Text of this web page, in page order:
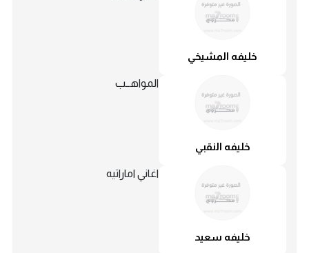
خليفه المشيخي
خليفه النقبي
المواهــب
خليفه سعيد
اغاني اماراتيه